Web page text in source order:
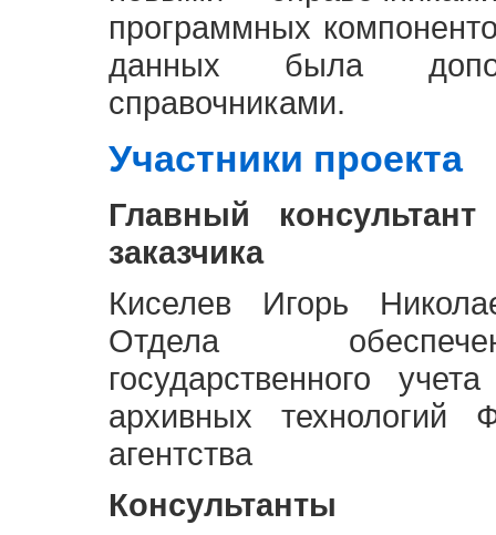
программных
данных была
справочниками.
Участники проекта
Главный
заказчика
Киселев Игорь
Отдела
государственного
архивных технологий
агентства
Консультанты